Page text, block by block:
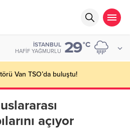
İSTANBUL
HAFIF YAĞMURLU 29°C
Van TSO’da buluştu!
açıyor